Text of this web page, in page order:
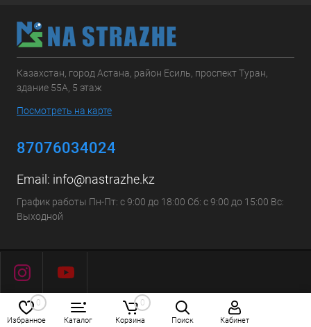
Казахстан, город Астана, район Есиль, проспект Туран,
здание 55А, 5 этаж
Посмотреть на карте
87076034024
Email: info@nastrazhe.kz
График работы Пн-Пт: с 9:00 до 18:00 Сб: с 9:00 до 15:00 Вс:
Выходной
0
Избранное Каталог
0
Корзина Поиск Кабинет